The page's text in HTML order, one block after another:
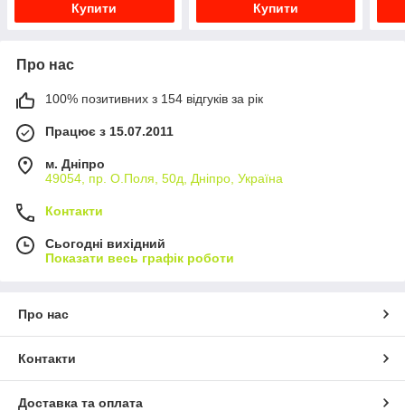
Купити Купити
Про нас
100% позитивних з 154 відгуків за рік
Працює з 15.07.2011
м. Дніпро
49054, пр. О.Поля, 50д, Дніпро, Україна
Контакти
Сьогодні вихідний
Показати весь графік роботи
Про нас
Контакти
Доставка та оплата